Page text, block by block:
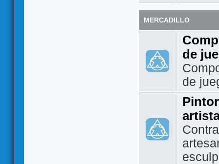
MERCADILLO
de
de